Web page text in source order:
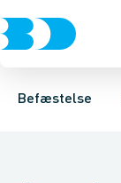
Befæstelse
Bolte &
Karmskruer
Maskinskruer